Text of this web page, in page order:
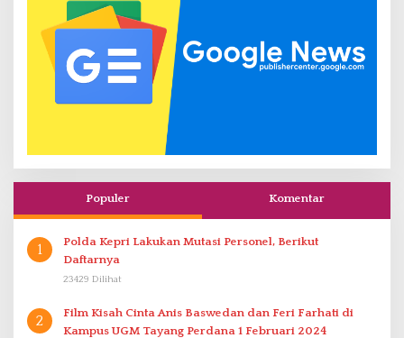
Populer Komentar
1
Polda Kepri Lakukan Mutasi Personel, Berikut
Daftarnya
23429 Dilihat
2
Film Kisah Cinta Anis Baswedan dan Feri Farhati di
Kampus UGM Tayang Perdana 1 Februari 2024